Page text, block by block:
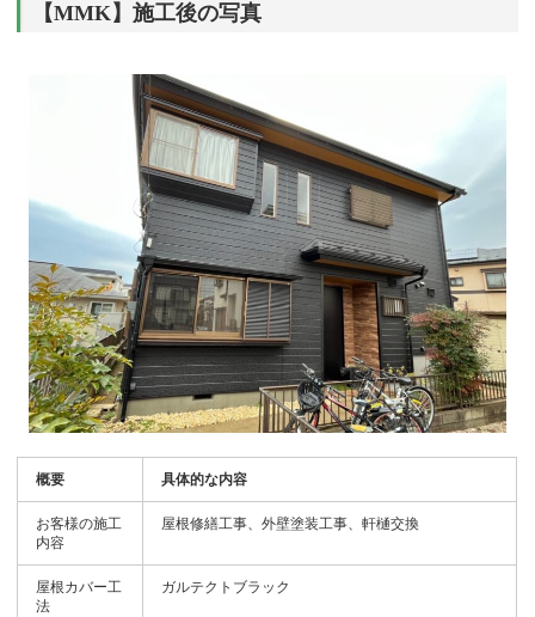
【MMK】施工後の写真
概要 具体的な内容
お客様の施工
内容
屋根修繕工事、外壁塗装工事、軒樋交換
屋根カバー工
法
ガルテクトブラック